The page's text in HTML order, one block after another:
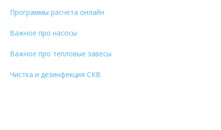
Программы расчета онлайн
Важное про насосы
Важное про тепловые завесы
Чистка и дезинфекция СКВ